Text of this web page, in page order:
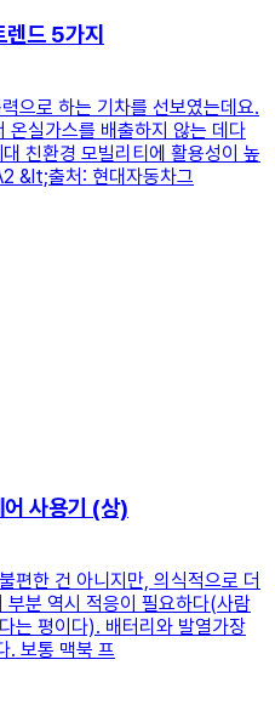
드 5가지
으로 하는 기차를 선보였는데요.
온실가스를 배출하지 않는 데다
친환경 모빌리티에 활용성이 높
&lt;출처: 현대자동차그
사용기 (상)
편한 건 아니지만, 의식적으로 더
부분 역시 적응이 필요하다(사람
는 평이다). 배터리와 발열가장
. 보통 맥북 프